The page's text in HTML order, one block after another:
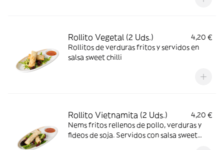
Rollito Vegetal (2 Uds.)
4,20 €
Rollitos de verduras fritos y servidos en
salsa sweet chilli
Rollito Vietnamita (2 Uds.)
4,20 €
Nems fritos rellenos de pollo, verduras y
fideos de soja. Servidos con salsa sweet